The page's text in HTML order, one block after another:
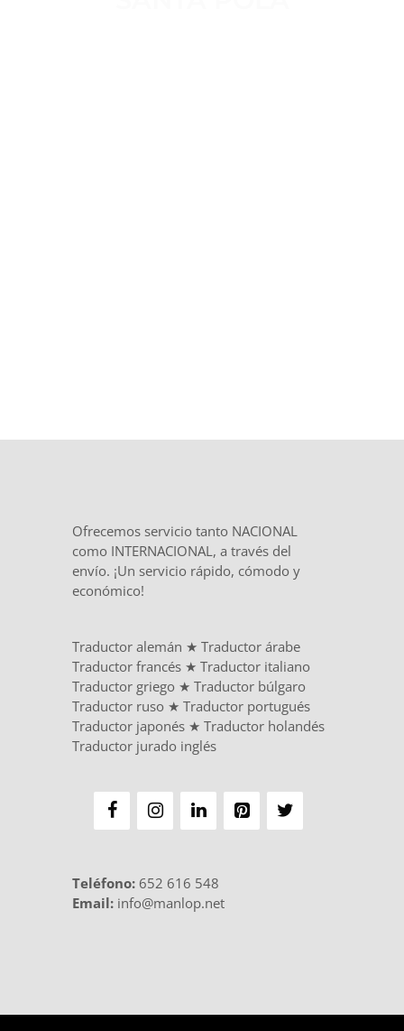
Ofrecemos servicio tanto NACIONAL
como INTERNACIONAL, a través del
envío. ¡Un servicio rápido, cómodo y
económico!
Traductor alemán ★ Traductor árabe
Traductor francés ★ Traductor italiano
Traductor griego ★ Traductor búlgaro
Traductor ruso ★ Traductor portugués
Traductor japonés ★ Traductor holandés
Traductor jurado inglés
Teléfono: 652 616 548
Email: info@manlop.net